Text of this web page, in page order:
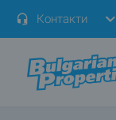
Контакти